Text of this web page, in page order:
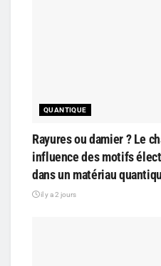
QUANTIQUE
Rayures ou damier ? Le
influence des motifs
dans un matériau
il y a 2 jours